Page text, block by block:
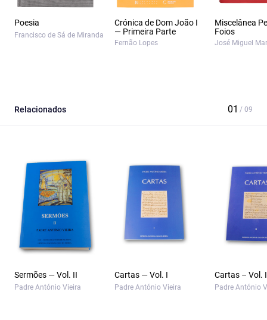
Poesia
Francisco de Sá de Miranda
Crónica de Dom João I
— Primeira Parte
Fernão Lopes
Miscelânea
Foios
José Miguel
Relacionados
Sermões — Vol. II
Padre António Vieira
Cartas — Vol. I
Padre António Vieira
Cartas – Vol.
Padre António